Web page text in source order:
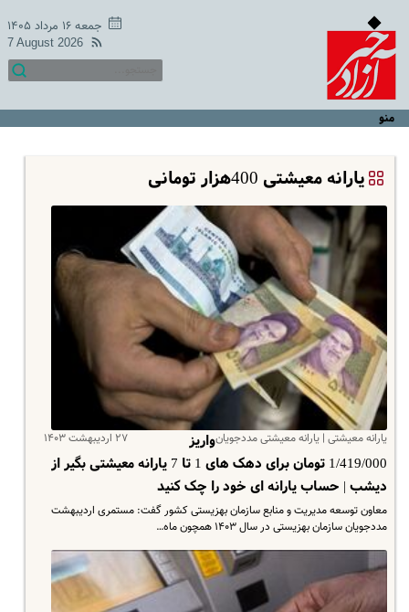
جمعه ۱۶ مرداد ۱۴۰۵
7 August 2026
منو
یارانه معیشتی 400هزار تومانی
یارانه معیشتی | یارانه معیشتی مددجویان ۲۷ اردیبهشت ۱۴۰۳
واریز
1/419/000 تومان برای دهک های 1 تا 7 یارانه معیشتی بگیر از
دیشب | حساب یارانه ای خود را چک کنید
معاون توسعه مدیریت و منابع سازمان بهزیستی کشور گفت: مستمری اردیبهشت
مددجویان سازمان بهزیستی در سال ۱۴۰۳ همچون ماه…